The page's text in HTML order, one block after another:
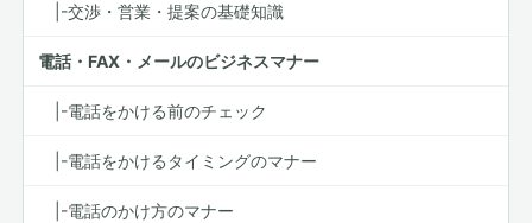
|-交渉・営業・提案の基礎知識
電話・FAX・メールのビジネスマナー
|-電話をかける前のチェック
|-電話をかけるタイミングのマナー
|-電話のかけ方のマナー